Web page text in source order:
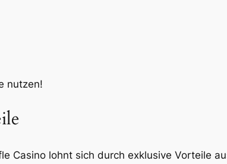
nutzen!
Casino lohnt sich durch exklusive Vorteile